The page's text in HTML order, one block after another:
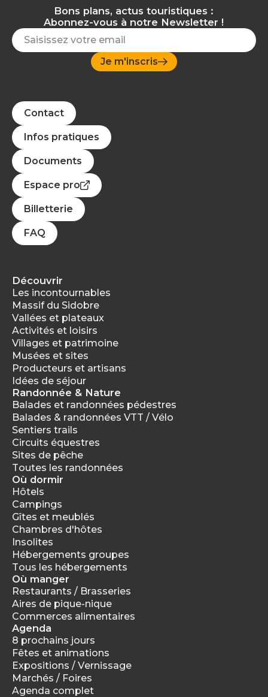
Bons plans, actus touristiques :
Abonnez-vous à notre Newsletter !
Je m'inscris
Contact
Infos pratiques
Documents
Espace pro
Billetterie
FAQ
Découvrir
Les incontournables
Massif du Sidobre
Vallées et plateaux
Activités et loisirs
Villages et patrimoine
Musées et sites
Producteurs et artisans
Idées de séjour
Randonnée & Nature
Balades et randonnées pédestres
Balades & randonnées VTT / Vélo
Sentiers trails
Circuits équestres
Sites de pêche
Toutes les randonnées
Où dormir
Hôtels
Campings
Gîtes et meublés
Chambres d'hôtes
Insolites
Hébergements groupes
Tous les hébergements
Où manger
Restaurants / Brasseries
Aires de pique-nique
Commerces alimentaires
Agenda
8 prochains jours
Fêtes et animations
Expositions / Vernissage
Marchés / Foires
Agenda complet